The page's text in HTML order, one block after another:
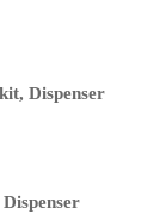
Dispenser